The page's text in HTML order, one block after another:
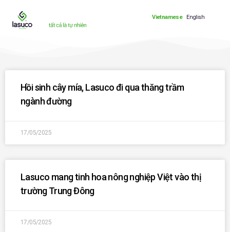
Vietnamese English
Hồi sinh cây mía, Lasuco đi qua thăng trầm
ngành đường
17/05/2025
Lasuco mang tinh hoa nông nghiệp Việt vào thị
trường Trung Đông
17/05/2025